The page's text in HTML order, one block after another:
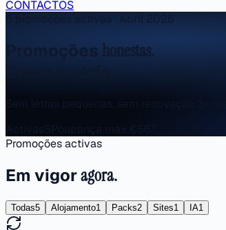
CONTACTOS
promoções activas · Abril 2026
Promoçõeshonestas.
Sem letras pequenas, sem renovação 3×
Activas5Poupança máx.
Promoções activas
Em vigoragora.
Todas5 Alojamento1 Packs2 Sites1 IA1